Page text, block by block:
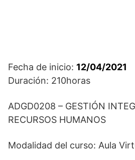
Fecha de inicio: 12/04/2021
Duración: 210horas
ADGD0208 – GESTIÓN
RECURSOS HUMANOS
Modalidad del curso: Aula